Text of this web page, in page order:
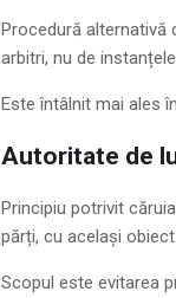
Procedură alternativă
arbitri, nu de
Este întâlnit mai ales
Autoritate de
Principiu potrivit
părți, cu același
Scopul este evitarea